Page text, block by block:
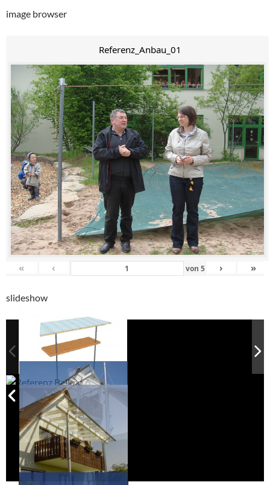
image browser
Referenz_Anbau_01
« ‹ von 5 › »
slideshow